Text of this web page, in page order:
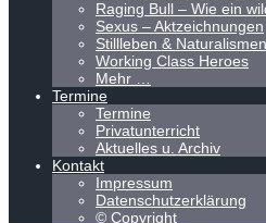
Raging Bull – Wie ein
Sexus – Aktzeichnungen
Stillleben & Naturalismen
Working Class Heroes
Mehr …
Termine
Termine
Privatunterricht
Aktuelles u. Archiv
Kontakt
Impressum
Datenschutzerklärung
© Copyright